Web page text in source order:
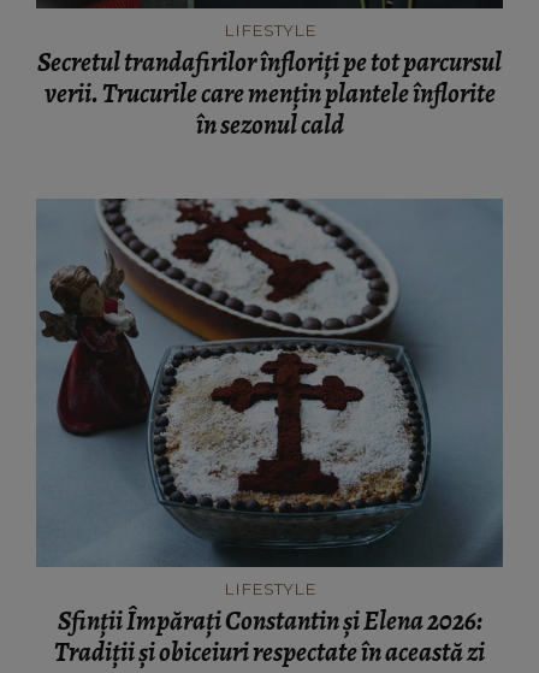
LIFESTYLE
Secretul trandafirilor înfloriți pe tot parcursul
verii. Trucurile care mențin plantele înflorite
în sezonul cald
LIFESTYLE
Sfinții Împărați Constantin și Elena 2026:
Tradiții și obiceiuri respectate în această zi